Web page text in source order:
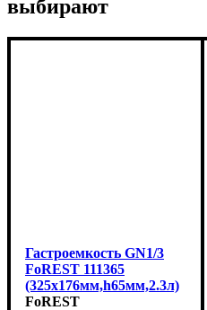
выбирают
Гастроемкость GN1/3
FoREST 111365
(325х176мм,h65мм,2.3л)
FoREST